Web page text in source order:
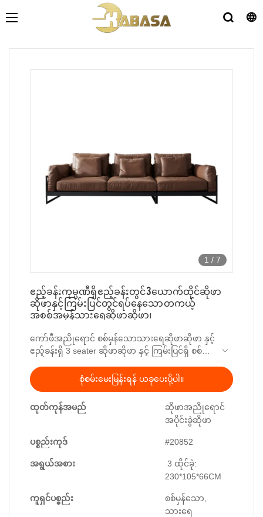
1 / 7
ဧည့်ခန်းကုမ္ပဏီရှိ ဧည့်ခန်းတွင် 3 ယောက်ထိုင်ဆိုဖာ
ဆိုဖာနှင့် ကြမ်းပြင်တွင်ရပ်နေသော တကယ့်
အစစ်အမှန်သားရေဆိုဖာဆိုဖာ၊
ကော်ဖီအညိုရောင် စစ်မှန်သောသားရေဆိုဖာဆိုဖာ နှင့်
ဧည့်ခန်းရှိ 3 seater ဆိုဖာဆိုဖာ နှင့် ကြမ်းပြင်ရှိ စစ်
အလားတူထုတ်ကုန်များနှင့် နှိုင်းယှဉ်ပါက ၎င်းသည်
စွမ်းဆောင်ရည်၊ အရည်အသွေး၊ အသွင်အပြင်
စသည်ဖြင့် ယှဉ်နိုင်သော ထူးထူးခြားခြား အားသာ
ချက်များရှိပြီး ၎င်းတွင် နာမည်ကောင်းရနိုင်သည်
market.Kabasa သည် ယခင်က ထုတ်ကုန်များ၏
ချို့ယွင်းချက်များကို အကျဉ်းချုပ်ပြီး ၎င်းတို့ကို စဉ်
ဆက်မပြတ် တိုးတက်စေသည်။ ဧည့်ခန်းရှိ 3 seater
ဆိုဖာဆိုဖာ နှင့် ကြမ်းပြင်တွင် မတ်တပ်ရပ်ထားသော
တကယ့်စစ်မှန်သားရေ ဆိုဖာဆိုဖာ၏ သတ်မှတ်ချက်
ပါသည်။
စုံစမ်းမေးမြန်းရန် ယခုပေးပို့ပါ။
ထုတ်ကုန်အမည်
ဆိုဖာအညိုရောင်
အပိုင်းခွဲဆိုဖာ
ပစ္စည်းကုဒ် #20852
အရွယ်အစား
3 ထိုင်ခုံ:
230*105*66CM
ကူရှင်ပစ္စည်း
စစ်မှန်သော,
သားရေ